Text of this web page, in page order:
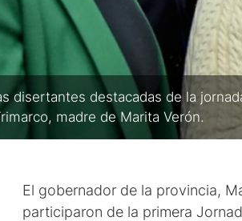
disertantes destacadas de la
madre de Marita Verón.
El gobernador de la provincia,
participaron de la primera